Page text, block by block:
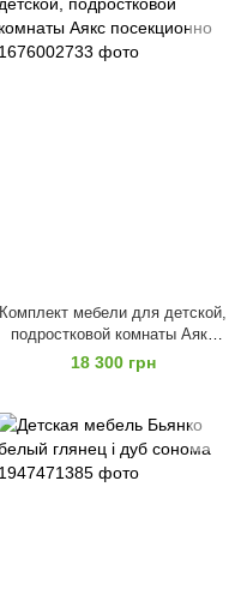
Комплект мебели для детской,
подростковой комнаты Аякс
посекционно
18 300 грн